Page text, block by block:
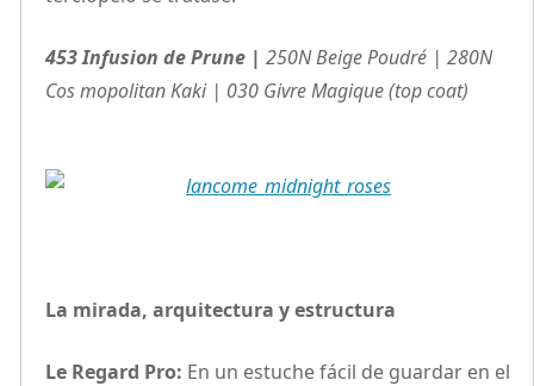
453 Infusion de Prune | 250N Beige Poudré | 280N
Cos mopolitan Kaki | 030 Givre Magique (top coat)
La mirada, arquitectura y estructura
Le Regard Pro: En un estuche fácil de guardar en el